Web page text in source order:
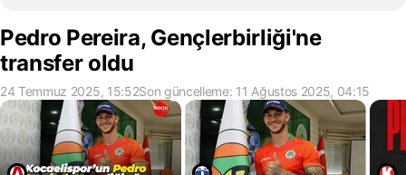
Pedro Pereira, Gençlerbirliği'ne
transfer oldu
24 Temmuz 2025, 15:52Son güncelleme: 11 Ağustos 2025, 04:15